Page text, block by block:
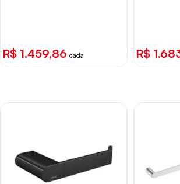
R$ 1.459,86 cada R$